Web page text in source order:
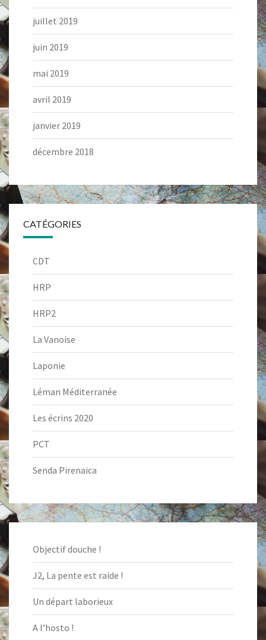
juillet 2019
juin 2019
mai 2019
avril 2019
janvier 2019
décembre 2018
CATÉGORIES
CDT
HRP
HRP2
La Vanoise
Laponie
Léman Méditerranée
Les écrins 2020
PCT
Senda Pirenaica
Objectif douche !
J2, La pente est raide !
Un départ laborieux
A l’hosto !